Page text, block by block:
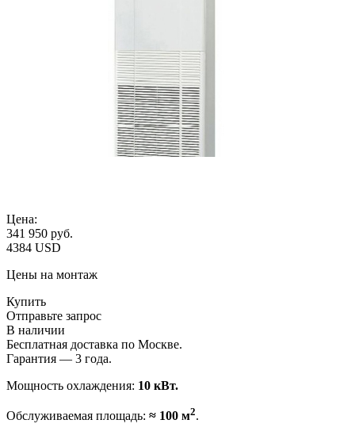
Цена:
341 950 руб.
4384 USD
Цены на монтаж
Купить
Отправьте запрос
В наличии
Бесплатная доставка по Москве.
Гарантия — 3 года.
Мощность охлаждения: 10 кВт.
Обслуживаемая площадь: ≈ 100 м2.